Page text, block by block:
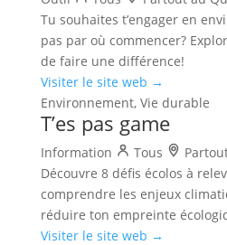
Tu souhaites t’engager en
pas par où commencer?
de faire une différence!
Visiter le site web →
Environnement, Vie durable
T’es pas game
Information Tous
Découvre 8 défis écolos à
comprendre les enjeux
réduire ton empreinte
Visiter le site web →